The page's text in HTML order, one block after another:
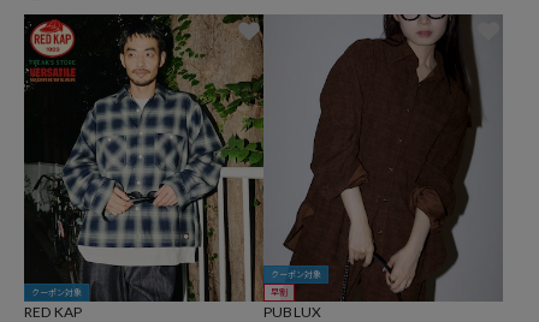
クーポン対象
RED KAP
クーポン対象
早割
PUBLUX